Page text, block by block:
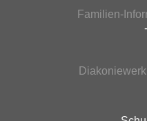
Familien-